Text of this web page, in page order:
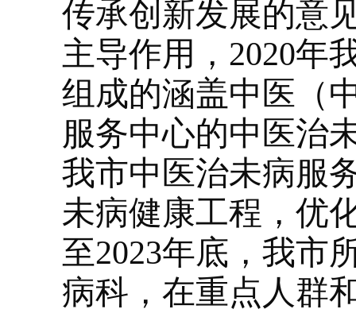
传承创新发展的意
主导作用，2020年
组成的涵盖中医（
服务中心的中医治
我市中医治未病服
未病健康工程，优
至2023年底，我市
病科，在重点人群